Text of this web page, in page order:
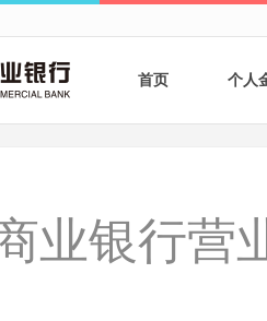
首页 个人
银
业银行营